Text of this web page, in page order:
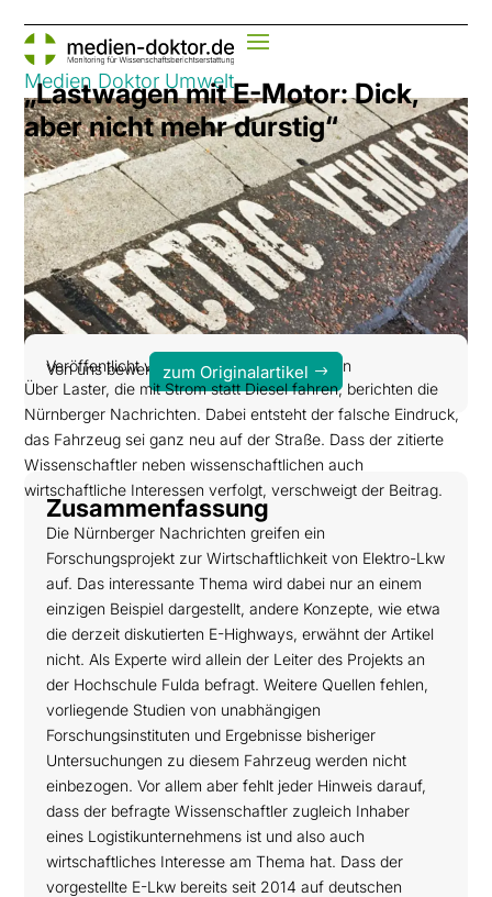
Medien Doktor Umwelt
„Lastwagen mit E-Motor: Dick,
aber nicht mehr durstig“
Von uns bewertet am 17. Februar 2017
Veröffentlicht von: Nürnberger Nachrichten
zum Originalartikel
Über Laster, die mit Strom statt Diesel fahren, berichten die
Nürnberger Nachrichten. Dabei entsteht der falsche Eindruck,
das Fahrzeug sei ganz neu auf der Straße. Dass der zitierte
Wissenschaftler neben wissenschaftlichen auch
wirtschaftliche Interessen verfolgt, verschweigt der Beitrag.
Zusammenfassung
Die Nürnberger Nachrichten greifen ein
Forschungsprojekt zur Wirtschaftlichkeit von Elektro-Lkw
auf. Das interessante Thema wird dabei nur an einem
einzigen Beispiel dargestellt, andere Konzepte, wie etwa
die derzeit diskutierten E-Highways, erwähnt der Artikel
nicht. Als Experte wird allein der Leiter des Projekts an
der Hochschule Fulda befragt. Weitere Quellen fehlen,
vorliegende Studien von unabhängigen
Forschungsinstituten und Ergebnisse bisheriger
Untersuchungen zu diesem Fahrzeug werden nicht
einbezogen. Vor allem aber fehlt jeder Hinweis darauf,
dass der befragte Wissenschaftler zugleich Inhaber
eines Logistikunternehmens ist und also auch
wirtschaftliches Interesse am Thema hat. Dass der
vorgestellte E-Lkw bereits seit 2014 auf deutschen